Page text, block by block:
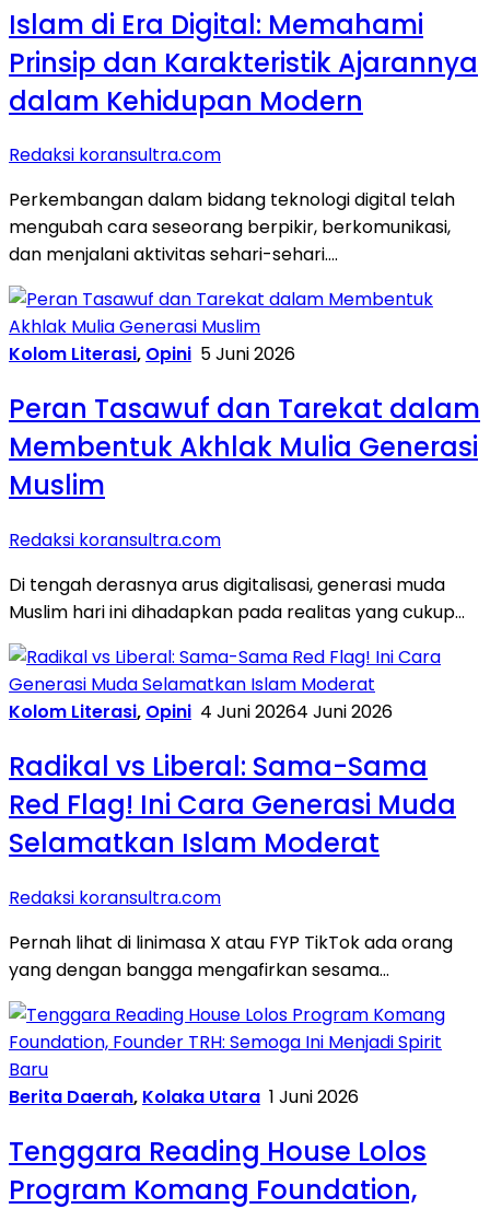
Islam di Era Digital: Memahami
Prinsip dan Karakteristik Ajarannya
dalam Kehidupan Modern
Redaksi koransultra.com
Perkembangan dalam bidang teknologi digital telah
mengubah cara seseorang berpikir, berkomunikasi,
dan menjalani aktivitas sehari-sehari….
Kolom Literasi, Opini 5 Juni 2026
Peran Tasawuf dan Tarekat dalam
Membentuk Akhlak Mulia Generasi
Muslim
Redaksi koransultra.com
Di tengah derasnya arus digitalisasi, generasi muda
Muslim hari ini dihadapkan pada realitas yang cukup…
Kolom Literasi, Opini 4 Juni 20264 Juni 2026
Radikal vs Liberal: Sama-Sama
Red Flag! Ini Cara Generasi Muda
Selamatkan Islam Moderat
Redaksi koransultra.com
Pernah lihat di linimasa X atau FYP TikTok ada orang
yang dengan bangga mengafirkan sesama…
Berita Daerah, Kolaka Utara 1 Juni 2026
Tenggara Reading House Lolos
Program Komang Foundation,